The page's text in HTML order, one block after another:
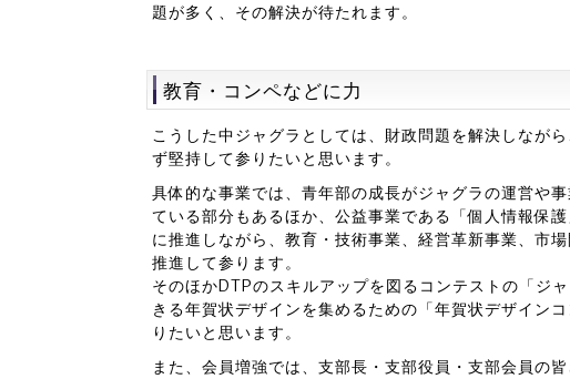
題が多く、その解決が待たれます。
教育・コンペなどに力
こうした中ジャグラとしては、財政問題を解決しなが
ず堅持して参りたいと思います。
具体的な事業では、青年部の成長がジャグラの運営や
ている部分もあるほか、公益事業である「個人情報保
に推進しながら、教育・技術事業、経営革新事業、市
推進して参ります。
そのほかDTPのスキルアップを図るコンテストの「ジ
きる年賀状デザインを集めるための「年賀状デザイン
りたいと思います。
また、会員増強では、支部長・支部役員・支部会員の